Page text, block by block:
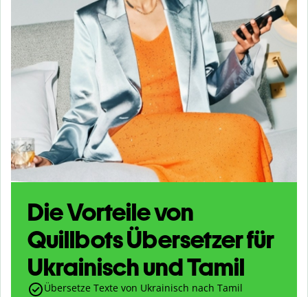
Die Vorteile von
Quillbots Übersetzer für
Ukrainisch und Tamil
Übersetze Texte von Ukrainisch nach Tamil